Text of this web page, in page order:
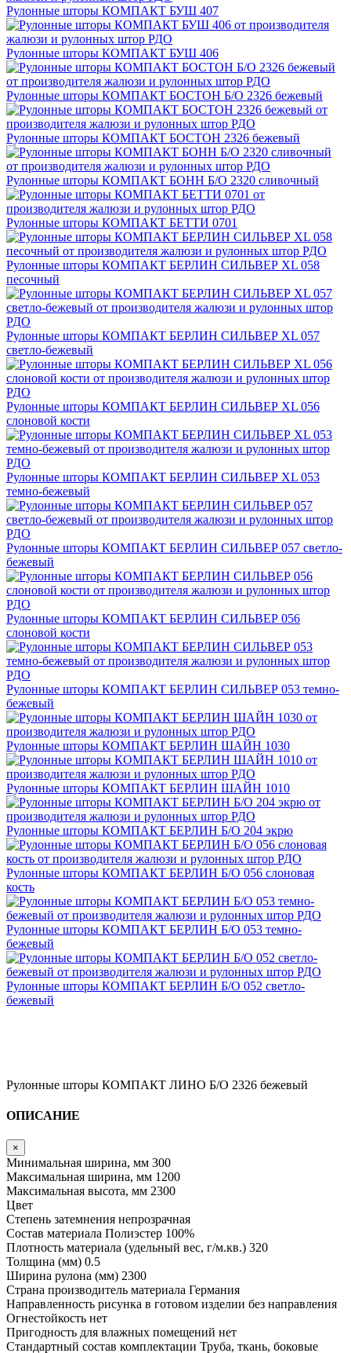
Рулонные шторы КОМПАКТ БУШ 407
Рулонные шторы КОМПАКТ БУШ 406
Рулонные шторы КОМПАКТ БОСТОН Б/О 2326 бежевый
Рулонные шторы КОМПАКТ БОСТОН 2326 бежевый
Рулонные шторы КОМПАКТ БОНН Б/О 2320 сливочный
Рулонные шторы КОМПАКТ БЕТТИ 0701
Рулонные шторы КОМПАКТ БЕРЛИН СИЛЬВЕР XL 058
песочный
Рулонные шторы КОМПАКТ БЕРЛИН СИЛЬВЕР XL 057
светло-бежевый
Рулонные шторы КОМПАКТ БЕРЛИН СИЛЬВЕР XL 056
слоновой кости
Рулонные шторы КОМПАКТ БЕРЛИН СИЛЬВЕР XL 053
темно-бежевый
Рулонные шторы КОМПАКТ БЕРЛИН СИЛЬВЕР 057 светло-
бежевый
Рулонные шторы КОМПАКТ БЕРЛИН СИЛЬВЕР 056
слоновой кости
Рулонные шторы КОМПАКТ БЕРЛИН СИЛЬВЕР 053 темно-
бежевый
Рулонные шторы КОМПАКТ БЕРЛИН ШАЙН 1030
Рулонные шторы КОМПАКТ БЕРЛИН ШАЙН 1010
Рулонные шторы КОМПАКТ БЕРЛИН Б/О 204 экрю
Рулонные шторы КОМПАКТ БЕРЛИН Б/О 056 слоновая
кость
Рулонные шторы КОМПАКТ БЕРЛИН Б/О 053 темно-
бежевый
Рулонные шторы КОМПАКТ БЕРЛИН Б/О 052 светло-
бежевый
Рулонные шторы КОМПАКТ ЛИНО Б/О 2326 бежевый
ОПИСАНИЕ
×
Минимальная ширина, мм 300
Максимальная ширина, мм 1200
Максимальная высота, мм 2300
Цвет
Степень затемнения непрозрачная
Состав материала Полиэстер 100%
Плотность материала (удельный вес, г/м.кв.) 320
Толщина (мм) 0.5
Ширина рулона (мм) 2300
Страна производитель материала Германия
Направленность рисунка в готовом изделии без направления
Огнестойкость нет
Пригодность для влажных помещений нет
Стандартный состав комплектации Труба, ткань, боковые